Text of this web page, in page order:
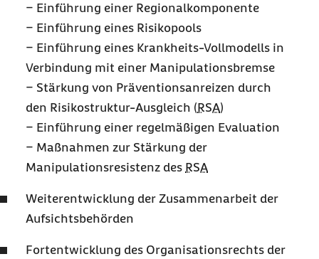
− Einführung einer Regionalkomponente
− Einführung eines Risikopools
− Einführung eines Krankheits-Vollmodells in
Verbindung mit einer Manipulationsbremse
− Stärkung von Präventionsanreizen durch
den Risikostruktur-Ausgleich (RSA)
− Einführung einer regelmäßigen Evaluation
− Maßnahmen zur Stärkung der
Manipulationsresistenz des RSA
Weiterentwicklung der Zusammenarbeit der
Aufsichtsbehörden
Fortentwicklung des Organisationsrechts der